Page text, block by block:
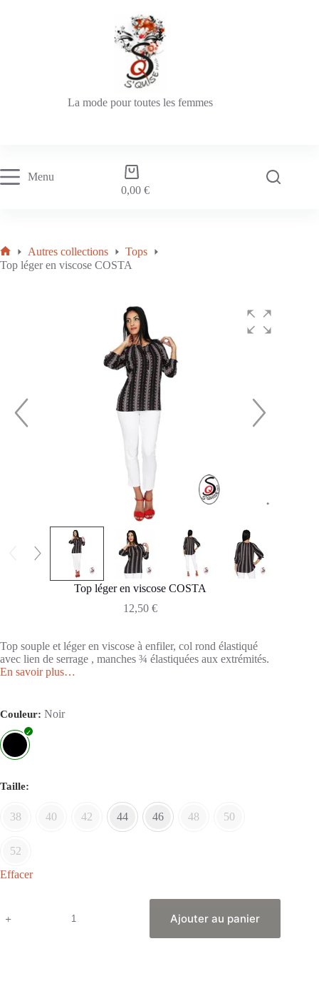
La mode pour toutes les femmes
Menu
0,00 €
Autres collections
Tops
Top léger en viscose COSTA
Top léger en viscose COSTA
12,50€
Top souple et léger en viscose à enfiler, col rond élastiqué
avec lien de serrage , manches ¾ élastiquées aux extrémités.
En savoir plus…
Couleur Noir
Taille
38 40 42 44 46 48 50
52
Effacer
Ajouter au panier